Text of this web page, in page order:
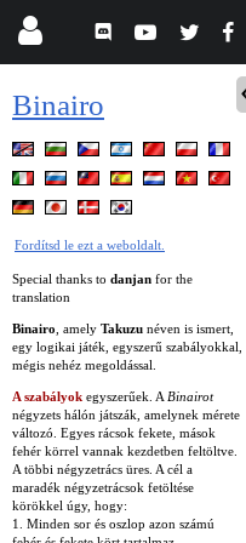
Binairo
Fordítsd le ezt a weboldalt.
Special thanks to danjan for the
translation
Binairo , amely Takuzu néven is ismert,
egy logikai játék, egyszerű szabályokkal,
mégis nehéz megoldással.
A szabályok egyszerűek. A Binairot
négyzets hálón játszák, amelynek mérete
változó. Egyes rácsok fekete, mások
fehér körrel vannak kezdetben feltöltve.
A többi négyzetrács üres. A cél a
maradék négyzetrácsok fetöltése
körökkel úgy, hogy:
1. Minden sor és oszlop azon számú